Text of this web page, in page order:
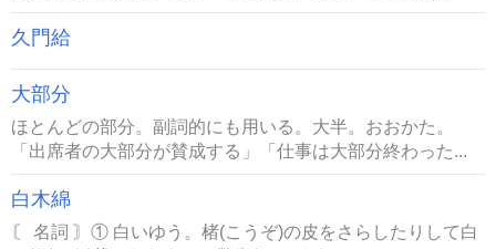
久門給
大部分
ほとんどの部分。副詞的にも用いる。大半。おおかた。
「出席者の大部分が賛成する」「仕事は大部分終わった...
白木綿
〘 名詞 〙① 白いゆう。楮(こうぞ)の皮をさらしたりして白